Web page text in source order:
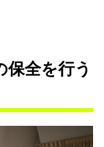
保全を行う